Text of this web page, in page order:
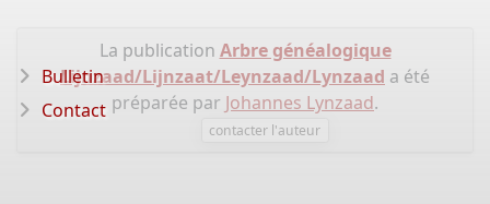
La publication Arbre généalogique
Lijnzaad/Lijnzaat/Leynzaad/Lynzaad a été
préparée par Johannes Lynzaad.
contacter l'auteur
Bulletin
Contact